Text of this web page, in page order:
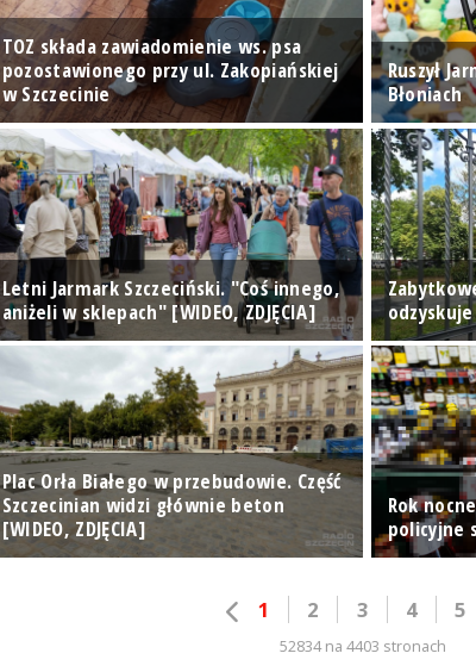
TOZ składa zawiadomienie ws. psa
pozostawionego przy ul. Zakopiańskiej
w Szczecinie
Ruszył
Błoniach
Letni Jarmark Szczeciński. "Coś innego,
aniżeli w sklepach" [WIDEO, ZDJĘCIA]
Plac Orła Białego w przebudowie. Część
Szczecinian widzi głównie beton
[WIDEO, ZDJĘCIA]
Rok
policyjne
1 2 3 4 5
52834 na 4403 stronach